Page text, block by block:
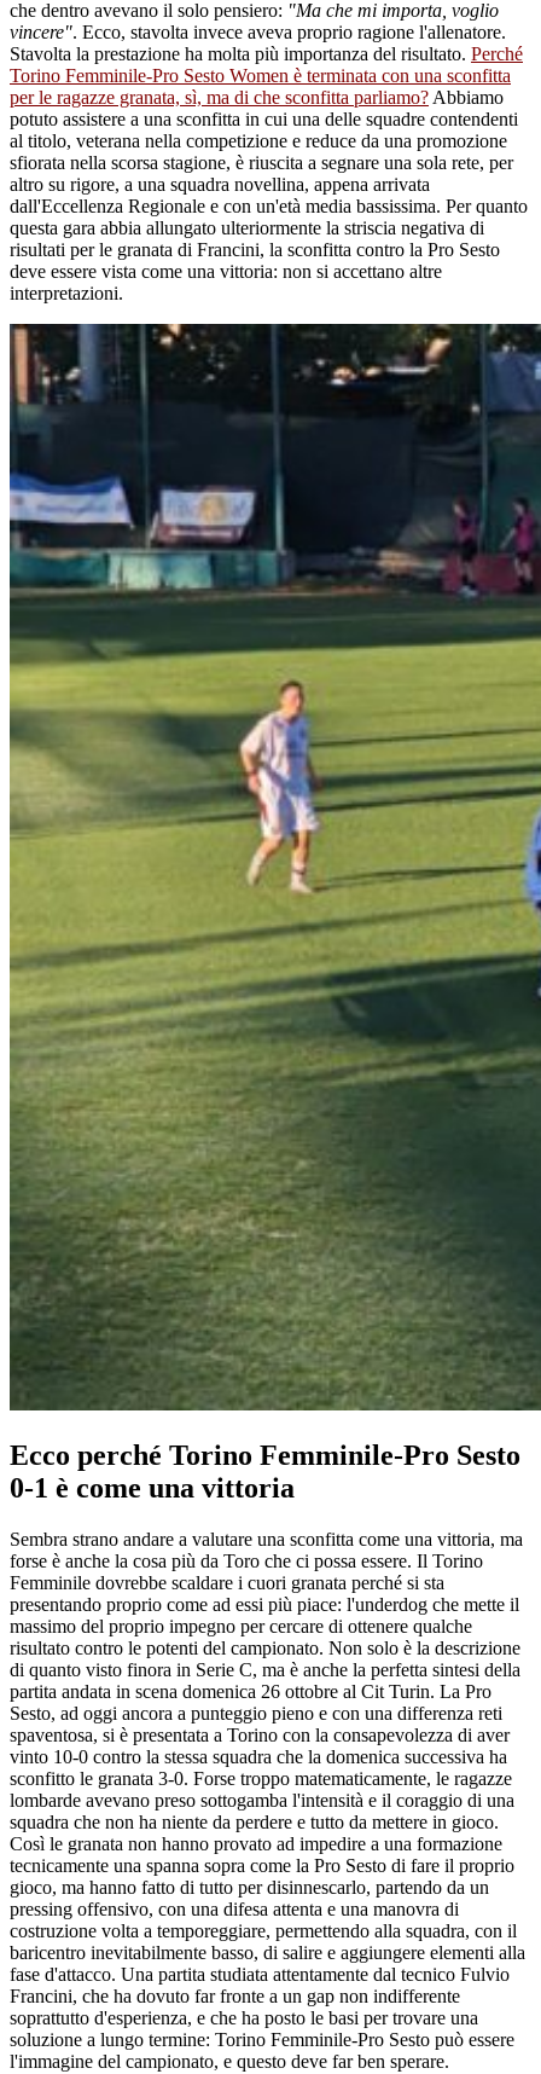
che dentro avevano il solo pensiero: "Ma che mi importa, voglio
vincere". Ecco, stavolta invece aveva proprio ragione l'allenatore.
Stavolta la prestazione ha molta più importanza del risultato. Perché
Torino Femminile-Pro Sesto Women è terminata con una sconfitta
per le ragazze granata, sì, ma di che sconfitta parliamo? Abbiamo
potuto assistere a una sconfitta in cui una delle squadre contendenti
al titolo, veterana nella competizione e reduce da una promozione
sfiorata nella scorsa stagione, è riuscita a segnare una sola rete, per
altro su rigore, a una squadra novellina, appena arrivata
dall'Eccellenza Regionale e con un'età media bassissima. Per quanto
questa gara abbia allungato ulteriormente la striscia negativa di
risultati per le granata di Francini, la sconfitta contro la Pro Sesto
deve essere vista come una vittoria: non si accettano altre
interpretazioni.
Ecco perché Torino Femminile-Pro Sesto
0-1 è come una vittoria
Sembra strano andare a valutare una sconfitta come una vittoria, ma
forse è anche la cosa più da Toro che ci possa essere. Il Torino
Femminile dovrebbe scaldare i cuori granata perché si sta
presentando proprio come ad essi più piace: l'underdog che mette il
massimo del proprio impegno per cercare di ottenere qualche
risultato contro le potenti del campionato. Non solo è la descrizione
di quanto visto finora in Serie C, ma è anche la perfetta sintesi della
partita andata in scena domenica 26 ottobre al Cit Turin. La Pro
Sesto, ad oggi ancora a punteggio pieno e con una differenza reti
spaventosa, si è presentata a Torino con la consapevolezza di aver
vinto 10-0 contro la stessa squadra che la domenica successiva ha
sconfitto le granata 3-0. Forse troppo matematicamente, le ragazze
lombarde avevano preso sottogamba l'intensità e il coraggio di una
squadra che non ha niente da perdere e tutto da mettere in gioco.
Così le granata non hanno provato ad impedire a una formazione
tecnicamente una spanna sopra come la Pro Sesto di fare il proprio
gioco, ma hanno fatto di tutto per disinnescarlo, partendo da un
pressing offensivo, con una difesa attenta e una manovra di
costruzione volta a temporeggiare, permettendo alla squadra, con il
baricentro inevitabilmente basso, di salire e aggiungere elementi alla
fase d'attacco. Una partita studiata attentamente dal tecnico Fulvio
Francini, che ha dovuto far fronte a un gap non indifferente
soprattutto d'esperienza, e che ha posto le basi per trovare una
soluzione a lungo termine: Torino Femminile-Pro Sesto può essere
l'immagine del campionato, e questo deve far ben sperare.